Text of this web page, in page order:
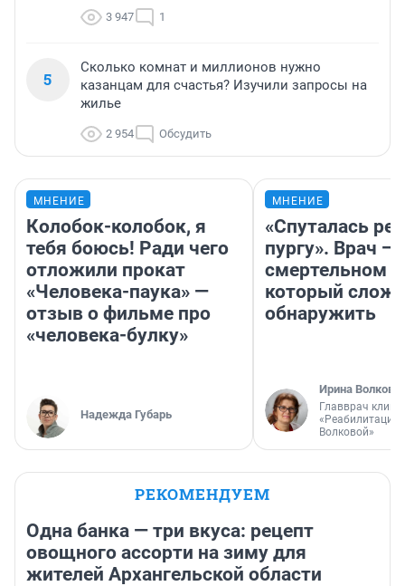
3 947 1
5
Сколько комнат и миллионов нужно
казанцам для счастья? Изучили запросы на
жилье
2 954 Обсудить
МНЕНИЕ
Колобок-колобок, я
тебя боюсь! Ради чего
отложили прокат
«Человека-паука» —
отзыв о фильме про
«человека-булку»
Надежда Губарь
МНЕНИЕ
«Спуталась
пургу». Врач —
смертельном
который
обнаружить
Ирина Волкова
Главврач
«Реабилитация
Волковой»
РЕКОМЕНДУЕМ
Одна банка — три вкуса: рецепт
овощного ассорти на зиму для
жителей Архангельской области